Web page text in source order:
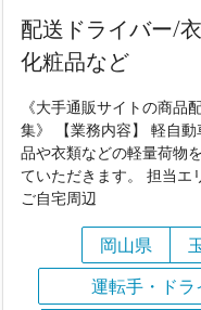
配送ドライバー/
化粧品など
《大手通販サイトの商品
集》 【業務内容】 軽自
品や衣類などの軽量荷物
ていただきます。 担当エ
ご自宅周辺
岡山県
運転手・ドラ